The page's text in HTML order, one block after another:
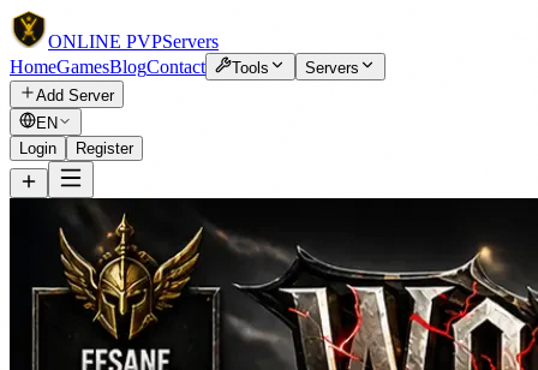
ONLINE PVPServers
HomeGamesBlogContact Tools
Servers
Add Server
EN
Login
Register